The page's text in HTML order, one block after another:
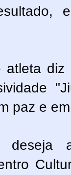
diz
paz e